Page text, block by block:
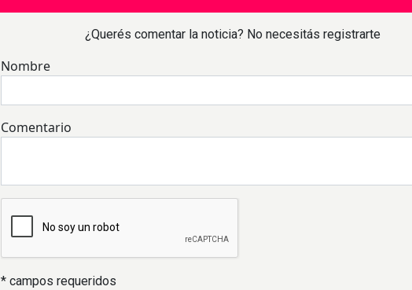
¿Querés comentar la noticia? No necesitás registrarte
Nombre
Comentario
* campos requeridos